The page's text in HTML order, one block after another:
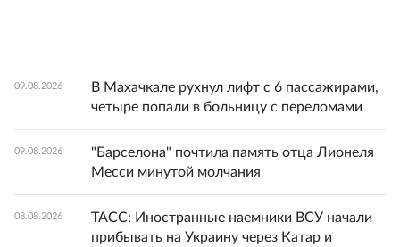
09.08.2026
В Махачкале рухнул лифт с 6 пассажирами,
четыре попали в больницу с переломами
09.08.2026
"Барселона" почтила память отца Лионеля
Месси минутой молчания
08.08.2026
ТАСС: Иностранные наемники ВСУ начали
прибывать на Украину через Катар и